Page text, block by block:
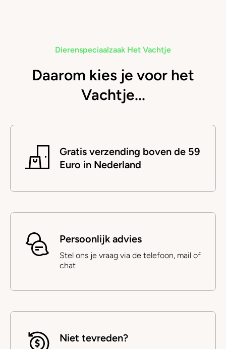
Dierenspeciaalzaak Het Vachtje
Daarom kies je voor het
Vachtje...
Gratis verzending boven de 59
Euro in Nederland
Persoonlijk advies
Stel ons je vraag via de telefoon, mail of
chat
Niet tevreden?